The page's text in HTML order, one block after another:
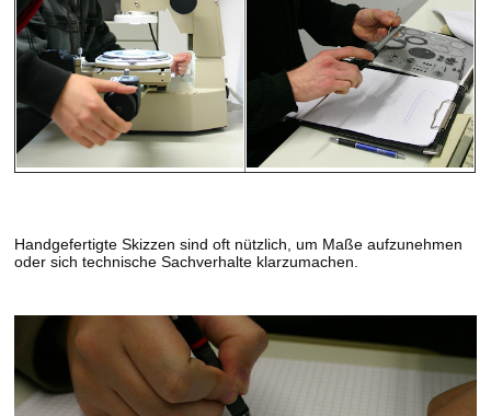
Handgefertigte Skizzen sind oft nützlich, um Maße aufzunehmen
oder sich technische Sachverhalte klarzumachen.